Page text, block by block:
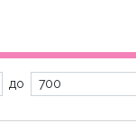
до